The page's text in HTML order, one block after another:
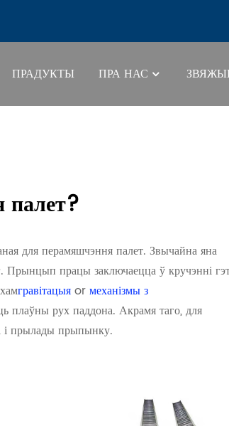
ПРАДУКТЫ ПРА НАС
палет?
для перамяшчэння палет. Звычайна яна
Прынцып працы заключаецца ў кручэнні
гравітацыяorмеханізмы з
плаўны рух паддона. Акрамя таго, для
і прылады прыпынку.